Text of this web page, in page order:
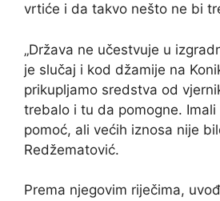
vrtiće i da takvo nešto ne bi
„Država ne učestvuje u
je slučaj i kod džamije na
prikupljamo sredstva od
trebalo i tu da pomogne.
pomoć, ali većih iznosa nije
Redžematović.
Prema njegovim riječima,